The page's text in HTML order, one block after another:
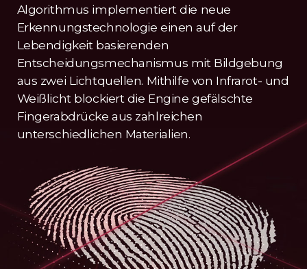
Algorithmus implementiert die neue
Erkennungstechnologie einen auf der
Lebendigkeit basierenden
Entscheidungsmechanismus mit Bildgebung
aus zwei Lichtquellen. Mithilfe von Infrarot- und
Weißlicht blockiert die Engine gefälschte
Fingerabdrücke aus zahlreichen
unterschiedlichen Materialien.